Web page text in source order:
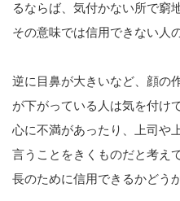
るならば、気付かない所で窮
その意味では信用できない人
逆に目鼻が大きいなど、顔の
が下がっている人は気を付け
心に不満があったり、上司や
言うことをきくものだと考え
長のために信用できるかどう